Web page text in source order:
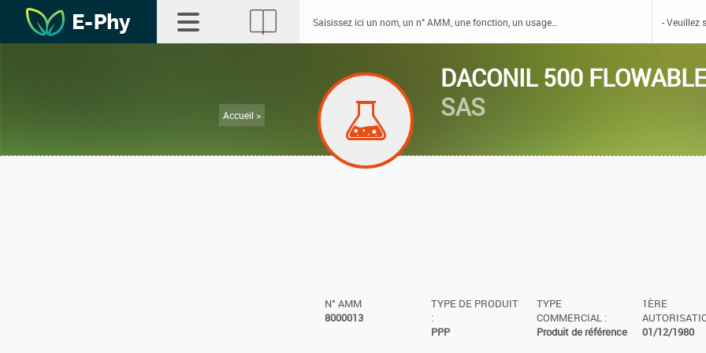
Accueil >
DACONIL 500
SAS
N° AMM
8000013
TYPE DE PRODUIT
:
PPP
TYPE
COMMERCIAL :
Produit de référence
1ÈRE
01/12/1980